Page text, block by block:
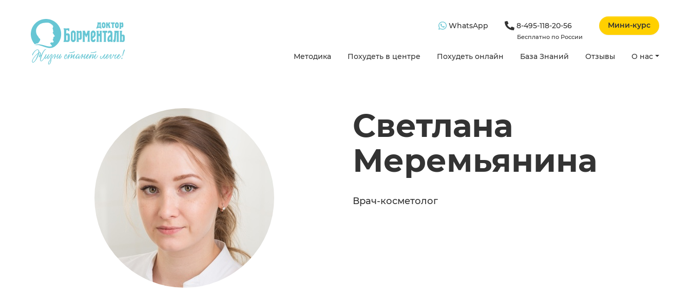
WhatsApp 8-495-118-20-56
Бесплатно по России
Мини-курс
Методика Похудеть в центре Похудеть онлайн База Знаний Отзывы О нас
Светлана
Меремьянина
Врач-косметолог